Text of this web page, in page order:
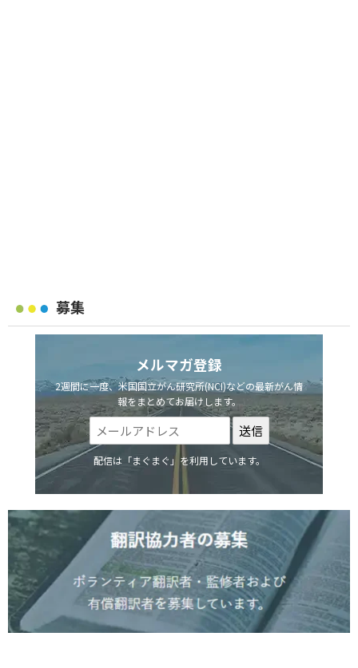
募集
メルマガ登録
2週間に一度、米国国立がん研究所(NCI)などの最新がん情
報をまとめてお届けします。
配信は「まぐまぐ」を利用しています。